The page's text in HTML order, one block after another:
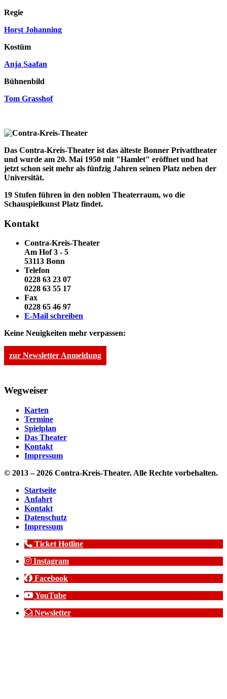
Regie
Horst Johanning
Kostüm
Anja Saafan
Bühnenbild
Tom Grasshof
Das Contra-Kreis-Theater ist das älteste Bonner Privattheater
und wurde am 20. Mai 1950 mit "Hamlet" eröffnet und hat
jetzt schon seit mehr als fünfzig Jahren seinen Platz neben der
Universität.
19 Stufen führen in den noblen Theaterraum, wo die
Schauspielkunst Platz findet.
Kontakt
Contra-Kreis-Theater
Am Hof 3 - 5
53113 Bonn
Telefon
0228 63 23 07
0228 63 55 17
Fax
0228 65 46 97
E-Mail schreiben
Keine Neuigkeiten mehr verpassen:
zur Newsletter Anmeldung
Wegweiser
Karten
Termine
Spielplan
Das Theater
Kontakt
Impressum
© 2013 – 2026 Contra-Kreis-Theater. Alle Rechte vorbehalten.
Startseite
Anfahrt
Kontakt
Datenschutz
Impressum
Ticket Hotline
Instagram
Facebook
YouTube
Newsletter